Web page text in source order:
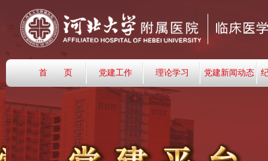
首 页 党建工作 理论学习 党建新闻动态